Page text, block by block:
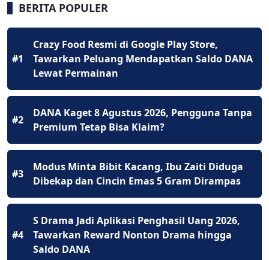
BERITA POPULER
#1
Crazy Food Resmi di Google Play Store,
Tawarkan Peluang Mendapatkan Saldo DANA
Lewat Permainan
#2
DANA Kaget 8 Agustus 2026, Pengguna Tanpa
Premium Tetap Bisa Klaim?
#3
Modus Minta Bibit Kacang, Ibu Zaiti Diduga
Dibekap dan Cincin Emas 5 Gram Dirampas
#4
S Drama Jadi Aplikasi Penghasil Uang 2026,
Tawarkan Reward Nonton Drama hingga
Saldo DANA